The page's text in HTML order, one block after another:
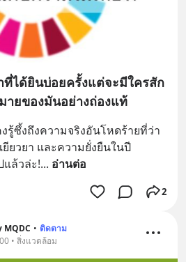
ที่ได้ยินบ่อยครั้งแต่จะมีใครสัก
ายของมันอย่างถ่องแท้
รู้ซึ้งถึงความจริงอันโหดร้ายที่ว่า
ยวยา และความยั่งยืนในปี
แล้วล่ะ!... อ่านต่อ
2
MQDC • ติดตาม
• สิ่งแวดล้อม